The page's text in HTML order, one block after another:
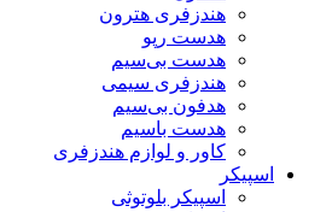
هندزفری هترون
هدست رپو
هدست بی‌سیم
هندزفری سیمی
هدفون بی‌سیم
هدست باسیم
کاور و لوازم هندزفری
اسپیکر
اسپیکر بلوتوثی